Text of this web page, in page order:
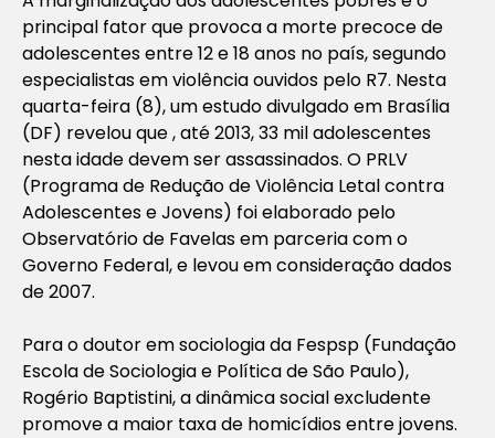
principal fator que provoca a morte precoce de
adolescentes entre 12 e 18 anos no país, segundo
especialistas em violência ouvidos pelo R7. Nesta
quarta-feira (8), um estudo divulgado em Brasília
(DF) revelou que , até 2013, 33 mil adolescentes
nesta idade devem ser assassinados. O PRLV
(Programa de Redução de Violência Letal contra
Adolescentes e Jovens) foi elaborado pelo
Observatório de Favelas em parceria com o
Governo Federal, e levou em consideração dados
de 2007.
Para o doutor em sociologia da Fespsp (Fundação
Escola de Sociologia e Política de São Paulo),
Rogério Baptistini, a dinâmica social excludente
promove a maior taxa de homicídios entre jovens.